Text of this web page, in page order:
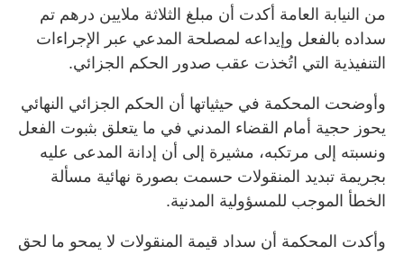
من النيابة العامة أكدت أن مبلغ الثلاثة ملايين درهم تم
سداده بالفعل وإيداعه لمصلحة المدعي عبر الإجراءات
التنفيذية التي اتُخذت عقب صدور الحكم الجزائي.
وأوضحت المحكمة في حيثياتها أن الحكم الجزائي النهائي
يحوز حجية أمام القضاء المدني في ما يتعلق بثبوت الفعل
ونسبته إلى مرتكبه، مشيرة إلى أن إدانة المدعى عليه
بجريمة تبديد المنقولات حسمت بصورة نهائية مسألة
الخطأ الموجب للمسؤولية المدنية.
وأكدت المحكمة أن سداد قيمة المنقولات لا يمحو ما لحق